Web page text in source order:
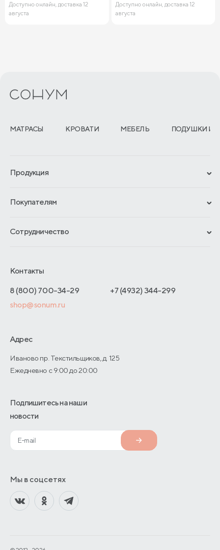
Доступно онлайн, доставка 12
августа
Доступно онлайн, доставка 12
августа
МАТРАСЫ КРОВАТИ МЕБЕЛЬ ПОДУШКИ И
Продукция
Гарантии
Отзывы покупателей
Покупателям
Обмен и возврат
Как оформить заказ
Адреса магазинов
Договор-оферты
Сотрудничество
Отельерам
Оптовые продажи
О производстве
Контакты
8 (800) 700-34-29
+7 (4932) 344-299
shop@sonum.ru
Адрес
Иваново пр. Текстильщиков, д. 125
Ежедневно с 9:00 до 20:00
Подпишитесь на наши
новости
Мы в соцсетях